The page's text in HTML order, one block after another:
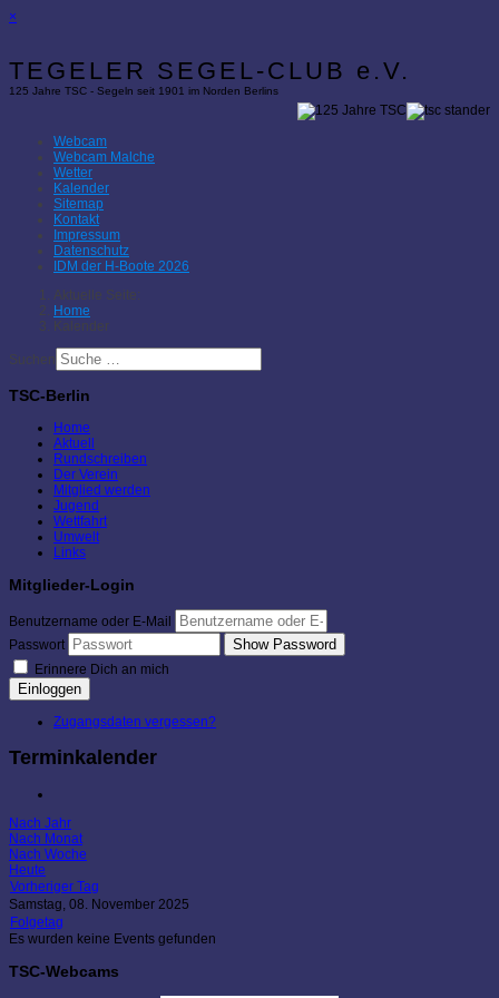
×
TEGELER SEGEL-CLUB e.V.
125 Jahre TSC - Segeln seit 1901 im Norden Berlins
Webcam
Webcam Malche
Wetter
Kalender
Sitemap
Kontakt
Impressum
Datenschutz
IDM der H-Boote 2026
Aktuelle Seite:
Home
Kalender
Suchen
TSC-Berlin
Home
Aktuell
Rundschreiben
Der Verein
Mitglied werden
Jugend
Wettfahrt
Umwelt
Links
Mitglieder-Login
Benutzername oder E-Mail
Passwort
Show Password
Erinnere Dich an mich
Einloggen
Zugangsdaten vergessen?
Terminkalender
Nach Jahr
Nach Monat
Nach Woche
Heute
Vorheriger Tag
Samstag, 08. November 2025
Folgetag
Es wurden keine Events gefunden
TSC-Webcams